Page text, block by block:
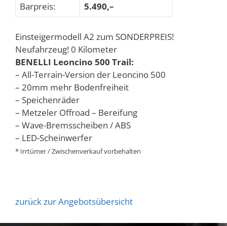
Barpreis:
5.490,–
Einsteigermodell A2 zum SONDERPREIS!
Neufahrzeug! 0 Kilometer
BENELLI Leoncino 500 Trail:
– All-Terrain-Version der Leoncino 500
– 20mm mehr Bodenfreiheit
– Speichenräder
– Metzeler Offroad – Bereifung
– Wave-Bremsscheiben / ABS
– LED-Scheinwerfer
* Irrtümer / Zwischenverkauf vorbehalten
zurück zur Angebotsübersicht